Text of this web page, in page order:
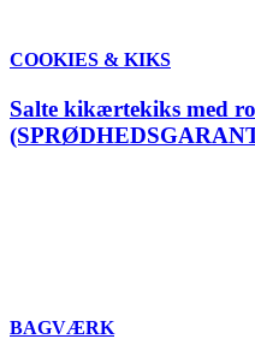
COOKIES & KIKS
Salte kikærtekiks med
BAGVÆRK